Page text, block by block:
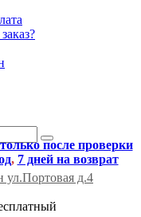
после проверки
, 7 дней на возврат
ул.Портовая д.4